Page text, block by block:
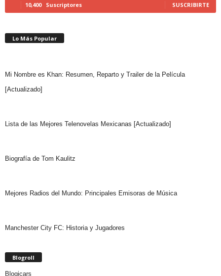
10,400 Suscriptores SUSCRIBIRTE
Lo Más Popular
Mi Nombre es Khan: Resumen, Reparto y Trailer de la Película
[Actualizado]
Lista de las Mejores Telenovelas Mexicanas [Actualizado]
Biografía de Tom Kaulitz
Mejores Radios del Mundo: Principales Emisoras de Música
Manchester City FC: Historia y Jugadores
Blogroll
Blogicars